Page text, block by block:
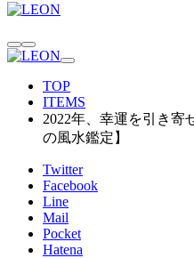
TOP
ITEMS
2022年、幸運を引き寄
の風水鑑定】
Twitter
Facebook
Line
Mail
Pocket
Hatena